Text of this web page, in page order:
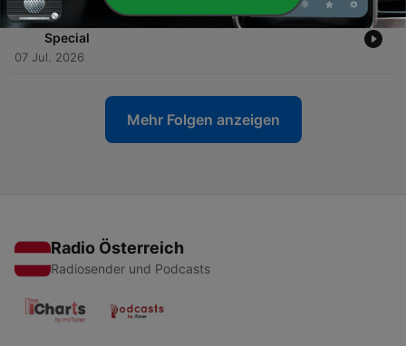
55 - #53 – Ein Jahr viroLOGISCH: Das zweite Q&A-
Special
07 Jul. 2026
Mehr Folgen anzeigen
Radio Österreich
Radiosender und Podcasts